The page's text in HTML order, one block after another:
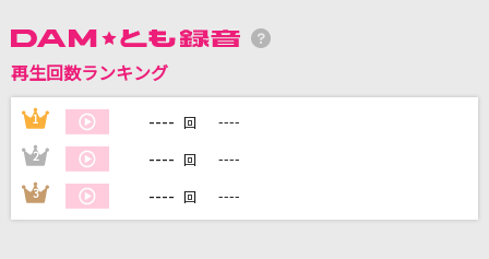
DAMに会員登録・ログインして
カラオケをもっと楽しもう！
再生回数ランキング
1 ---- 回 ----
2 ---- 回 ----
3 ---- 回 ----